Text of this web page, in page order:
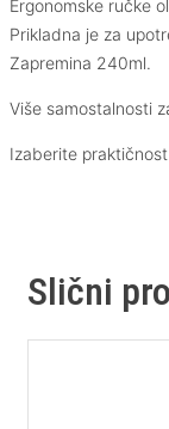
Ergonomske ručke
Prikladna je za
Zapremina 240ml.
Više samostalnosti
Izaberite
Slični